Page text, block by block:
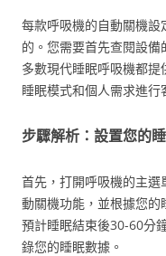
每款呼吸機的自動關機
的。您需要首先查閱設
多數現代睡眠呼吸機都
睡眠模式和個人需求進行
步驟解析：設置您的
首先，打開呼吸機的主選
動關機功能，並根據您
預計睡眠結束後30-60分
錄您的睡眠數據。